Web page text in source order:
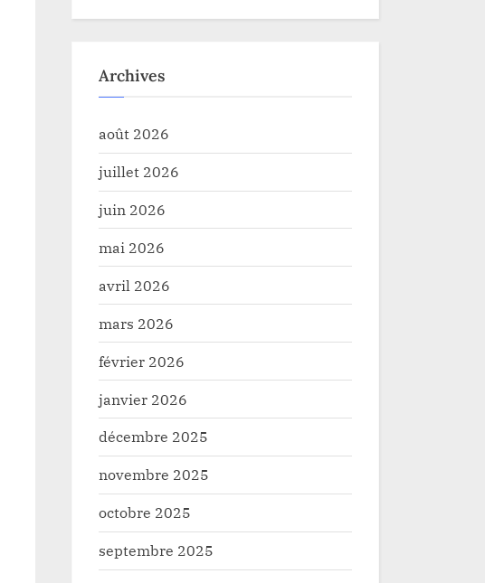
Archives
août 2026
juillet 2026
juin 2026
mai 2026
avril 2026
mars 2026
février 2026
janvier 2026
décembre 2025
novembre 2025
octobre 2025
septembre 2025